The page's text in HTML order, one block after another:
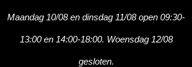
Maandag 10/08 en dinsdag 11/08 open 09:30-
13:00 en 14:00-18:00. Woensdag 12/08
gesloten.